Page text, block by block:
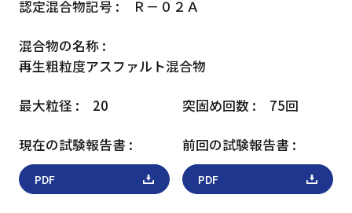
Ｒ－０２Ａ
再生粗粒度アスファルト混合物
20 75回
PDF PDF